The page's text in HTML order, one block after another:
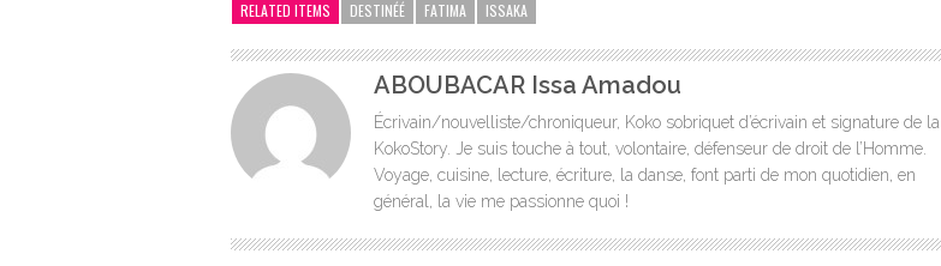
RELATED ITEMS DESTINÉÉ FATIMA ISSAKA
ABOUBACAR Issa Amadou
Écrivain/nouvelliste/chroniqueur, Koko sobriquet d’écrivain et signature de la
KokoStory. Je suis touche à tout, volontaire, défenseur de droit de l’Homme.
Voyage, cuisine, lecture, écriture, la danse, font parti de mon quotidien, en
général, la vie me passionne quoi !